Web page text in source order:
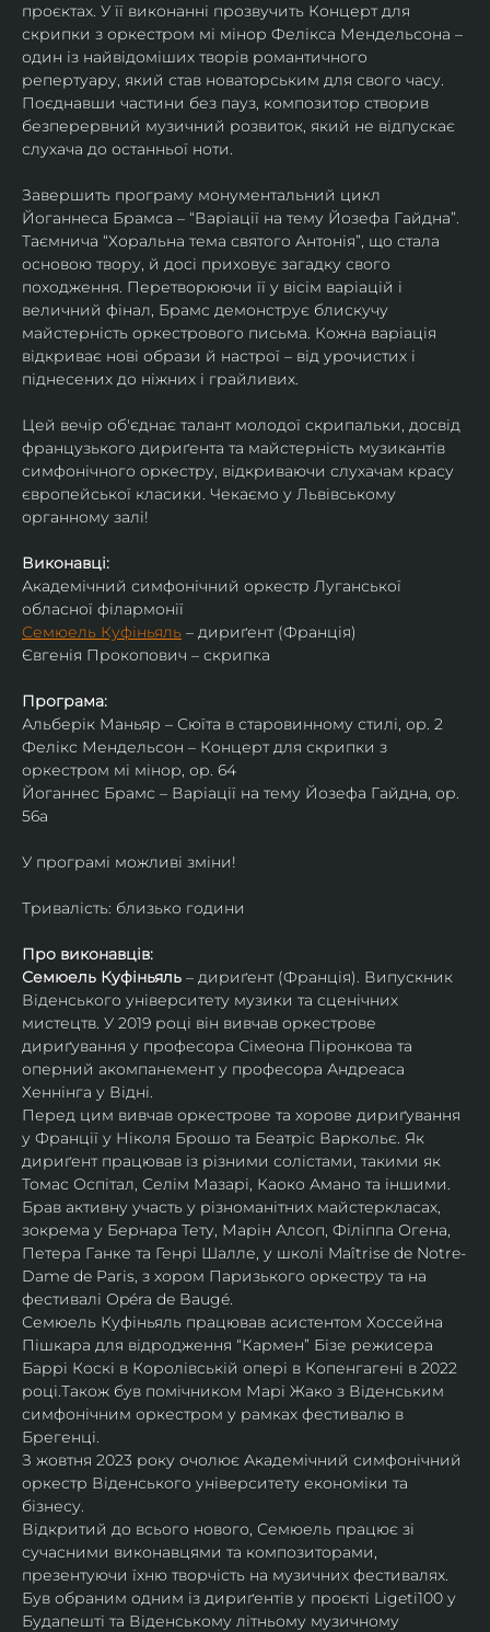
проєктах. У її виконанні прозвучить Концерт для
скрипки з оркестром мі мінор Фелікса Мендельсона –
один із найвідоміших творів романтичного
репертуару, який став новаторським для свого часу.
Поєднавши частини без пауз, композитор створив
безперервний музичний розвиток, який не відпускає
слухача до останньої ноти.
Завершить програму монументальний цикл
Йоганнеса Брамса – “Варіації на тему Йозефа Гайдна”.
Таємнича “Хоральна тема святого Антонія”, що стала
основою твору, й досі приховує загадку свого
походження. Перетворюючи її у вісім варіацій і
величний фінал, Брамс демонструє блискучу
майстерність оркестрового письма. Кожна варіація
відкриває нові образи й настрої – від урочистих і
піднесених до ніжних і грайливих.
Цей вечір об'єднає талант молодої скрипальки, досвід
французького дириґента та майстерність музикантів
симфонічного оркестру, відкриваючи слухачам красу
європейської класики. Чекаємо у Львівському
органному залі!
Виконавці:
Академічний симфонічний оркестр Луганської
обласної філармонії
Семюель Куфіньяль – дириґент (Франція)
Євгенія Прокопович – скрипка
Програма:
Альберік Маньяр – Сюїта в старовинному стилі, ор. 2
Фелікс Мендельсон – Концерт для скрипки з
оркестром мі мінор, ор. 64
Йоганнес Брамс – Варіації на тему Йозефа Гайдна, ор.
56a
У програмі можливі зміни!
Тривалість: близько години
Про виконавців:
Семюель Куфіньяль – дириґент (Франція). Випускник
Віденського університету музики та сценічних
мистецтв. У 2019 році він вивчав оркестрове
дириґування у професора Сімеона Піронкова та
оперний акомпанемент у професора Андреаса
Хеннінга у Відні.
Перед цим вивчав оркестрове та хорове дириґування
у Франції у Ніколя Брошо та Беатріс Варкольє. Як
дириґент працював із різними солістами, такими як
Томас Оспітал, Селім Мазарі, Каоко Амано та іншими.
Брав активну участь у різноманітних майстеркласах,
зокрема у Бернара Тету, Марін Алсоп, Філіппа Огена,
Петера Ганке та Генрі Шалле, у школі Maîtrise de Notre-
Dame de Paris, з хором Паризького оркестру та на
фестивалі Opéra de Baugé.
Семюель Куфіньяль працював асистентом Хоссейна
Пішкара для відродження “Кармен” Бізе режисера
Баррі Коскі в Королівській опері в Копенгагені в 2022
році.Також був помічником Марі Жако з Віденським
симфонічним оркестром у рамках фестивалю в
Брегенці.
З жовтня 2023 року очолює Академічний симфонічний
оркестр Віденського університету економіки та
бізнесу.
Відкритий до всього нового, Семюель працює зі
сучасними виконавцями та композиторами,
презентуючи їхню творчість на музичних фестивалях.
Був обраним одним із дириґентів у проєкті Ligeti100 у
Будапешті та Віденському літньому музичному